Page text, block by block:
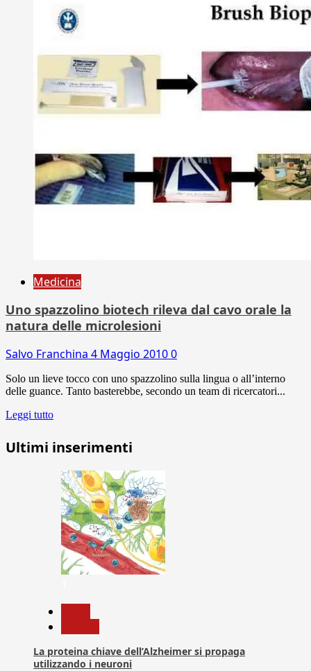
Medicina
Uno spazzolino biotech rileva dal cavo orale la
natura delle microlesioni
Salvo Franchina 4 Maggio 20100
Solo un lieve tocco con uno spazzolino sulla lingua o all’interno
delle guance. Tanto basterebbe, secondo un team di ricercatori...
Leggi tutto
Ultimi inserimenti
La proteina chiave dell’Alzheimer si propaga
utilizzando i neuroni